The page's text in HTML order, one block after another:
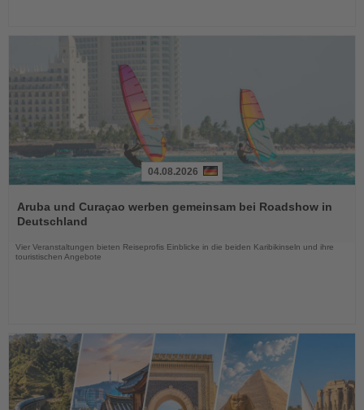
Sie
die
04.08.2026
Aruba und Curaçao werben gemeinsam bei Roadshow in
Deutschland
Vier Veranstaltungen bieten Reiseprofis Einblicke in die beiden Karibikinseln und ihre
touristischen Angebote